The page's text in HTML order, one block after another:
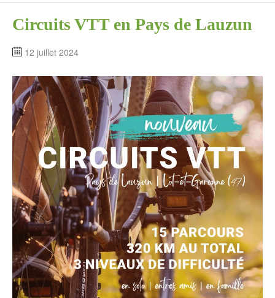
Circuits VTT en Pays de Lauzun
12 juillet 2024